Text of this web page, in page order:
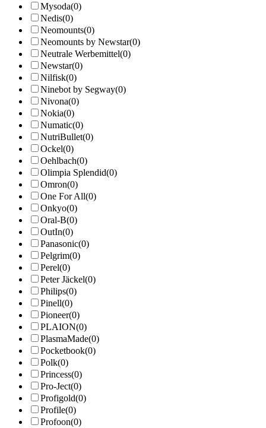
Mysoda(0)
Nedis(0)
Neomounts(0)
Neomounts by Newstar(0)
Neutrale Werbemittel(0)
Newstar(0)
Nilfisk(0)
Ninebot by Segway(0)
Nivona(0)
Nokia(0)
Numatic(0)
NutriBullet(0)
Ockel(0)
Oehlbach(0)
Olimpia Splendid(0)
Omron(0)
One For All(0)
Onkyo(0)
Oral-B(0)
OutIn(0)
Panasonic(0)
Pelgrim(0)
Perel(0)
Peter Jäckel(0)
Philips(0)
Pinell(0)
Pioneer(0)
PLAION(0)
PlasmaMade(0)
Pocketbook(0)
Polk(0)
Princess(0)
Pro-Ject(0)
Profigold(0)
Profile(0)
Profoon(0)